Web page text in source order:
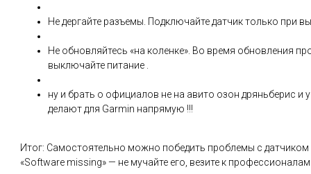
Не дергайте разъемы. Подключайте датчик только при
Не обновляйтесь «на коленке». Во время обновления
выключайте питание .
ну и брать о официалов не на авито озон дряньберис и
делают для Garmin напрямую !!!
Итог: Самостоятельно можно победить проблемы с
«Software missing» — не мучайте его, везите к